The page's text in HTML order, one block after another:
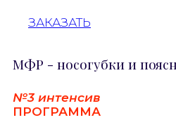
ЗАКАЗАТЬ
МФР - носогубки и
№3 интенсив
ПРОГРАММА